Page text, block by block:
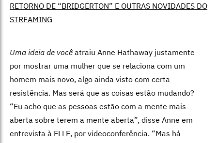
RETORNO DE “BRIDGERTON” E OUTRAS NOVIDADES DO
STREAMING
Uma ideia de você atraiu Anne Hathaway justamente
por mostrar uma mulher que se relaciona com um
homem mais novo, algo ainda visto com certa
resistência. Mas será que as coisas estão mudando?
“Eu acho que as pessoas estão com a mente mais
aberta sobre terem a mente aberta”, disse Anne em
entrevista à ELLE, por videoconferência. “Mas há